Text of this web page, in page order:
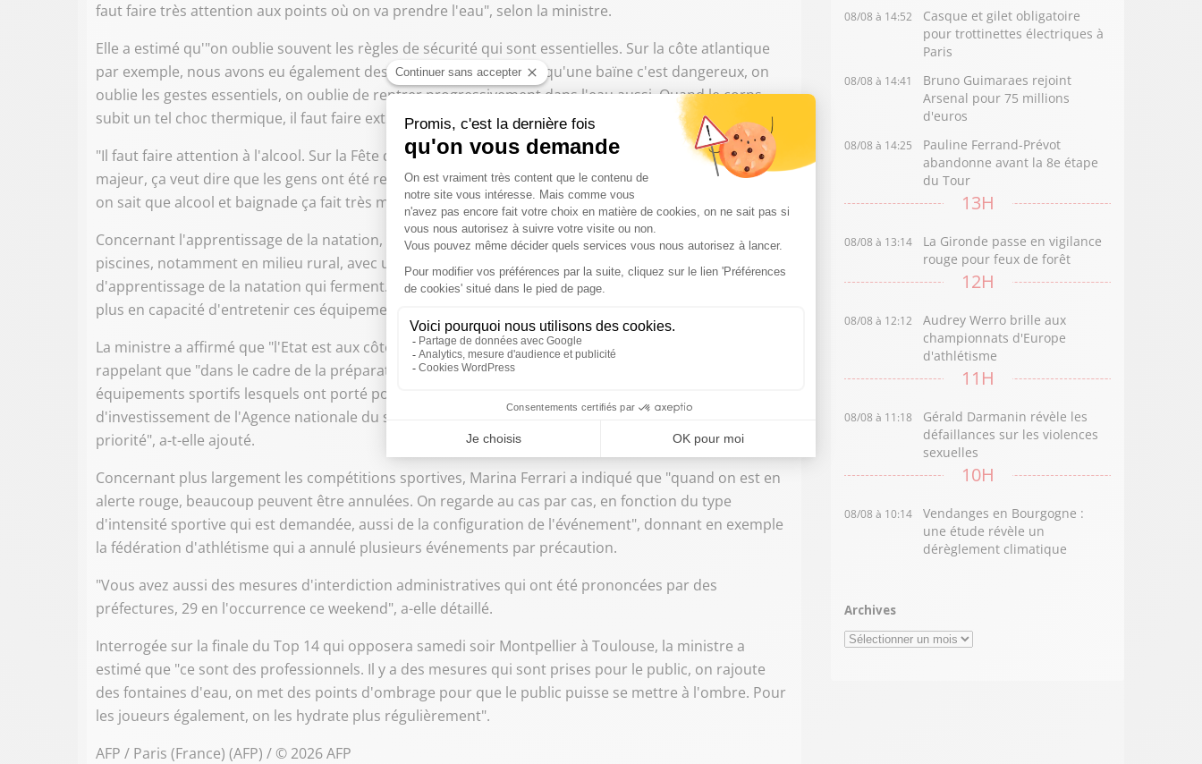
faut faire très attention aux points où on va prendre l'eau", selon la ministre.
Elle a estimé qu'"on oublie souvent les règles de sécurité qui sont essentielles. Sur la côte atlantique
par exemple, nous avons eu également des noyades car on oublie qu'une baïne c'est dangereux, on
oublie les gestes essentiels, on oublie de rentrer progressivement dans l'eau aussi. Quand le corps
subit un tel choc thermique, il faut faire extrêmement attention".
"Il faut faire attention à l'alcool. Sur la Fête de la musique, on n'a pas eu à déplorer d'événement
majeur, ça veut dire que les gens ont été responsables par rapport à la prise d'alcool notamment, mais
on sait que alcool et baignade ça fait très mauvais ménage", a souligné Marina Ferrari.
Concernant l'apprentissage de la natation, "nous avons aujourd'hui un problème d'entretien de nos
piscines, notamment en milieu rural, avec une inquiétude qui est de voir certains établissements
d'apprentissage de la natation qui ferment. Les piscines sont âgées et il y a des communes qui ne sont
plus en capacité d'entretenir ces équipements".
La ministre a affirmé que "l'Etat est aux côtés des collectivités pour financer ces équipements",
rappelant que "dans le cadre de la préparation des JO de Paris 2024, il y a eu un grand plan de 10.000
équipements sportifs lesquels ont porté pour partie sur des piscines. Dans les priorités
d'investissement de l'Agence nationale du sport, j'ai demandé à ce que les piscines soient fléchées en
priorité", a-t-elle ajouté.
Concernant plus largement les compétitions sportives, Marina Ferrari a indiqué que "quand on est en
alerte rouge, beaucoup peuvent être annulées. On regarde au cas par cas, en fonction du type
d'intensité sportive qui est demandée, aussi de la configuration de l'événement", donnant en exemple
la fédération d'athlétisme qui a annulé plusieurs événements par précaution.
"Vous avez aussi des mesures d'interdiction administratives qui ont été prononcées par des
préfectures, 29 en l'occurrence ce weekend", a-elle détaillé.
Interrogée sur la finale du Top 14 qui opposera samedi soir Montpellier à Toulouse, la ministre a
estimé que "ce sont des professionnels. Il y a des mesures qui sont prises pour le public, on rajoute
des fontaines d'eau, on met des points d'ombrage pour que le public puisse se mettre à l'ombre. Pour
les joueurs également, on les hydrate plus régulièrement".
AFP / Paris (France) (AFP) / © 2026 AFP
08/08 à 14:52
Casque et gilet obligatoire
pour trottinettes électriques à
Paris
08/08 à 14:41
Bruno Guimaraes rejoint
Arsenal pour 75 millions
d'euros
08/08 à 14:25
Pauline Ferrand-Prévot
abandonne avant la 8e étape
du Tour
13H
08/08 à 13:14
La Gironde passe en vigilance
rouge pour feux de forêt
12H
08/08 à 12:12
Audrey Werro brille aux
championnats d'Europe
d'athlétisme
11H
08/08 à 11:18
Gérald Darmanin révèle les
défaillances sur les violences
sexuelles
10H
08/08 à 10:14
Vendanges en Bourgogne :
une étude révèle un
dérèglement climatique
Archives
Archives